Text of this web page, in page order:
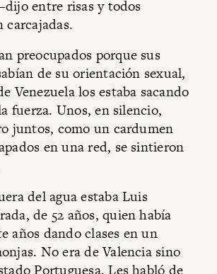
entre risas y todos
carcajadas.
preocupados porque sus
de su orientación sexual,
Venezuela los estaba sacando
fuerza. Unos, en silencio,
juntos, como un cardumen
en una red, se sintieron
del agua estaba Luis
de 52 años, quien había
años dando clases en un
No era de Valencia sino
Portuguesa. Les habló de